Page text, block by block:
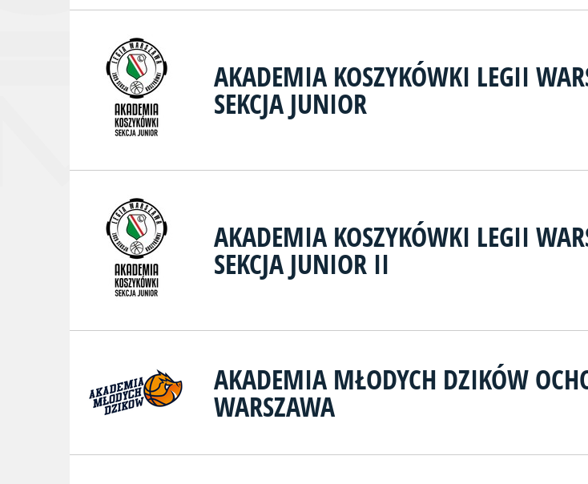
AKADEMIA KOSZYKÓWKI LEGII
SEKCJA JUNIOR
AKADEMIA KOSZYKÓWKI LEGII
SEKCJA JUNIOR II
AKADEMIA MŁODYCH DZIKÓW
WARSZAWA